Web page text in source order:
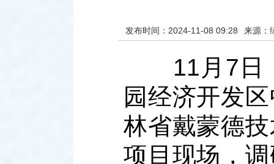
发布时间：2024-11-08 09:28 来源：
11月7日，
园经济开发
林省戴蒙德
项目现场，